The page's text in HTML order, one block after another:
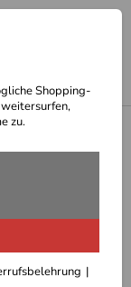
Shopping-
zu.